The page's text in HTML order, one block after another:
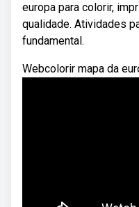
europa para colorir,
qualidade. Atividades
fundamental.
Webcolorir mapa da